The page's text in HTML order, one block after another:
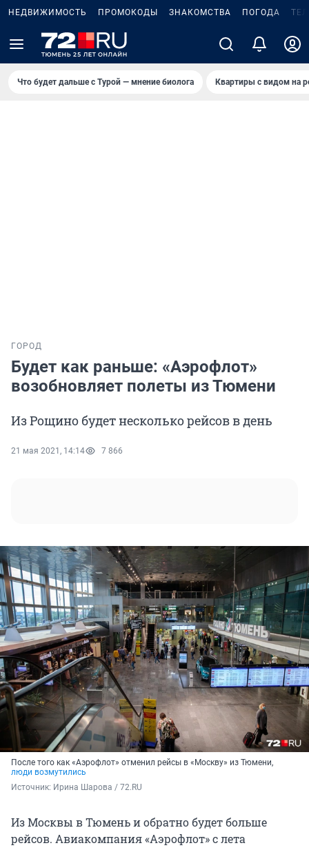
НЕДВИЖИМОСТЬ ПРОМОКОДЫ ЗНАКОМСТВА ПОГОДА
Что будет дальше с Турой — мнение биолога Квартиры с видом на
ГОРОД
Будет как раньше: «Аэрофлот»
возобновляет полеты из Тюмени
Из Рощино будет несколько рейсов в день
21 мая 2021, 14:14 7 866
После того как «Аэрофлот» отменил рейсы в «Москву» из Тюмени,
люди возмутились
Источник: Ирина Шарова / 72.RU
Из Москвы в Тюмень и обратно будет больше
рейсов. Авиакомпания «Аэрофлот» с лета